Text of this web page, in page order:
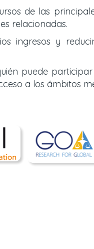
de las
relacionadas.
ingresos y
puede
a los ámbitos